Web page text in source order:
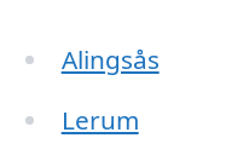
Alingsås
Lerum